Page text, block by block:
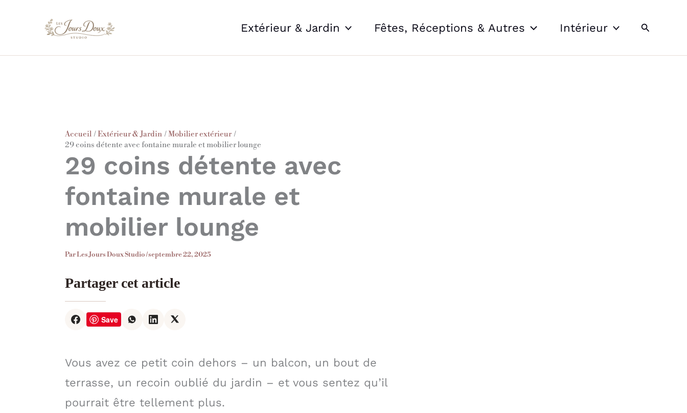
Extérieur & Jardin Fêtes, Réceptions & Autres Intérieur
Accueil Extérieur & Jardin
Mobilier extérieur
29 coins détente avec fontaine murale et mobilier lounge
29 coins détente avec
fontaine murale et
mobilier lounge
ParLes Jours Doux Studio/septembre 22, 2025
Partager cet article
Save
Vous avez ce petit coin dehors – un balcon, un bout de
terrasse, un recoin oublié du jardin – et vous sentez qu’il
pourrait être tellement plus.